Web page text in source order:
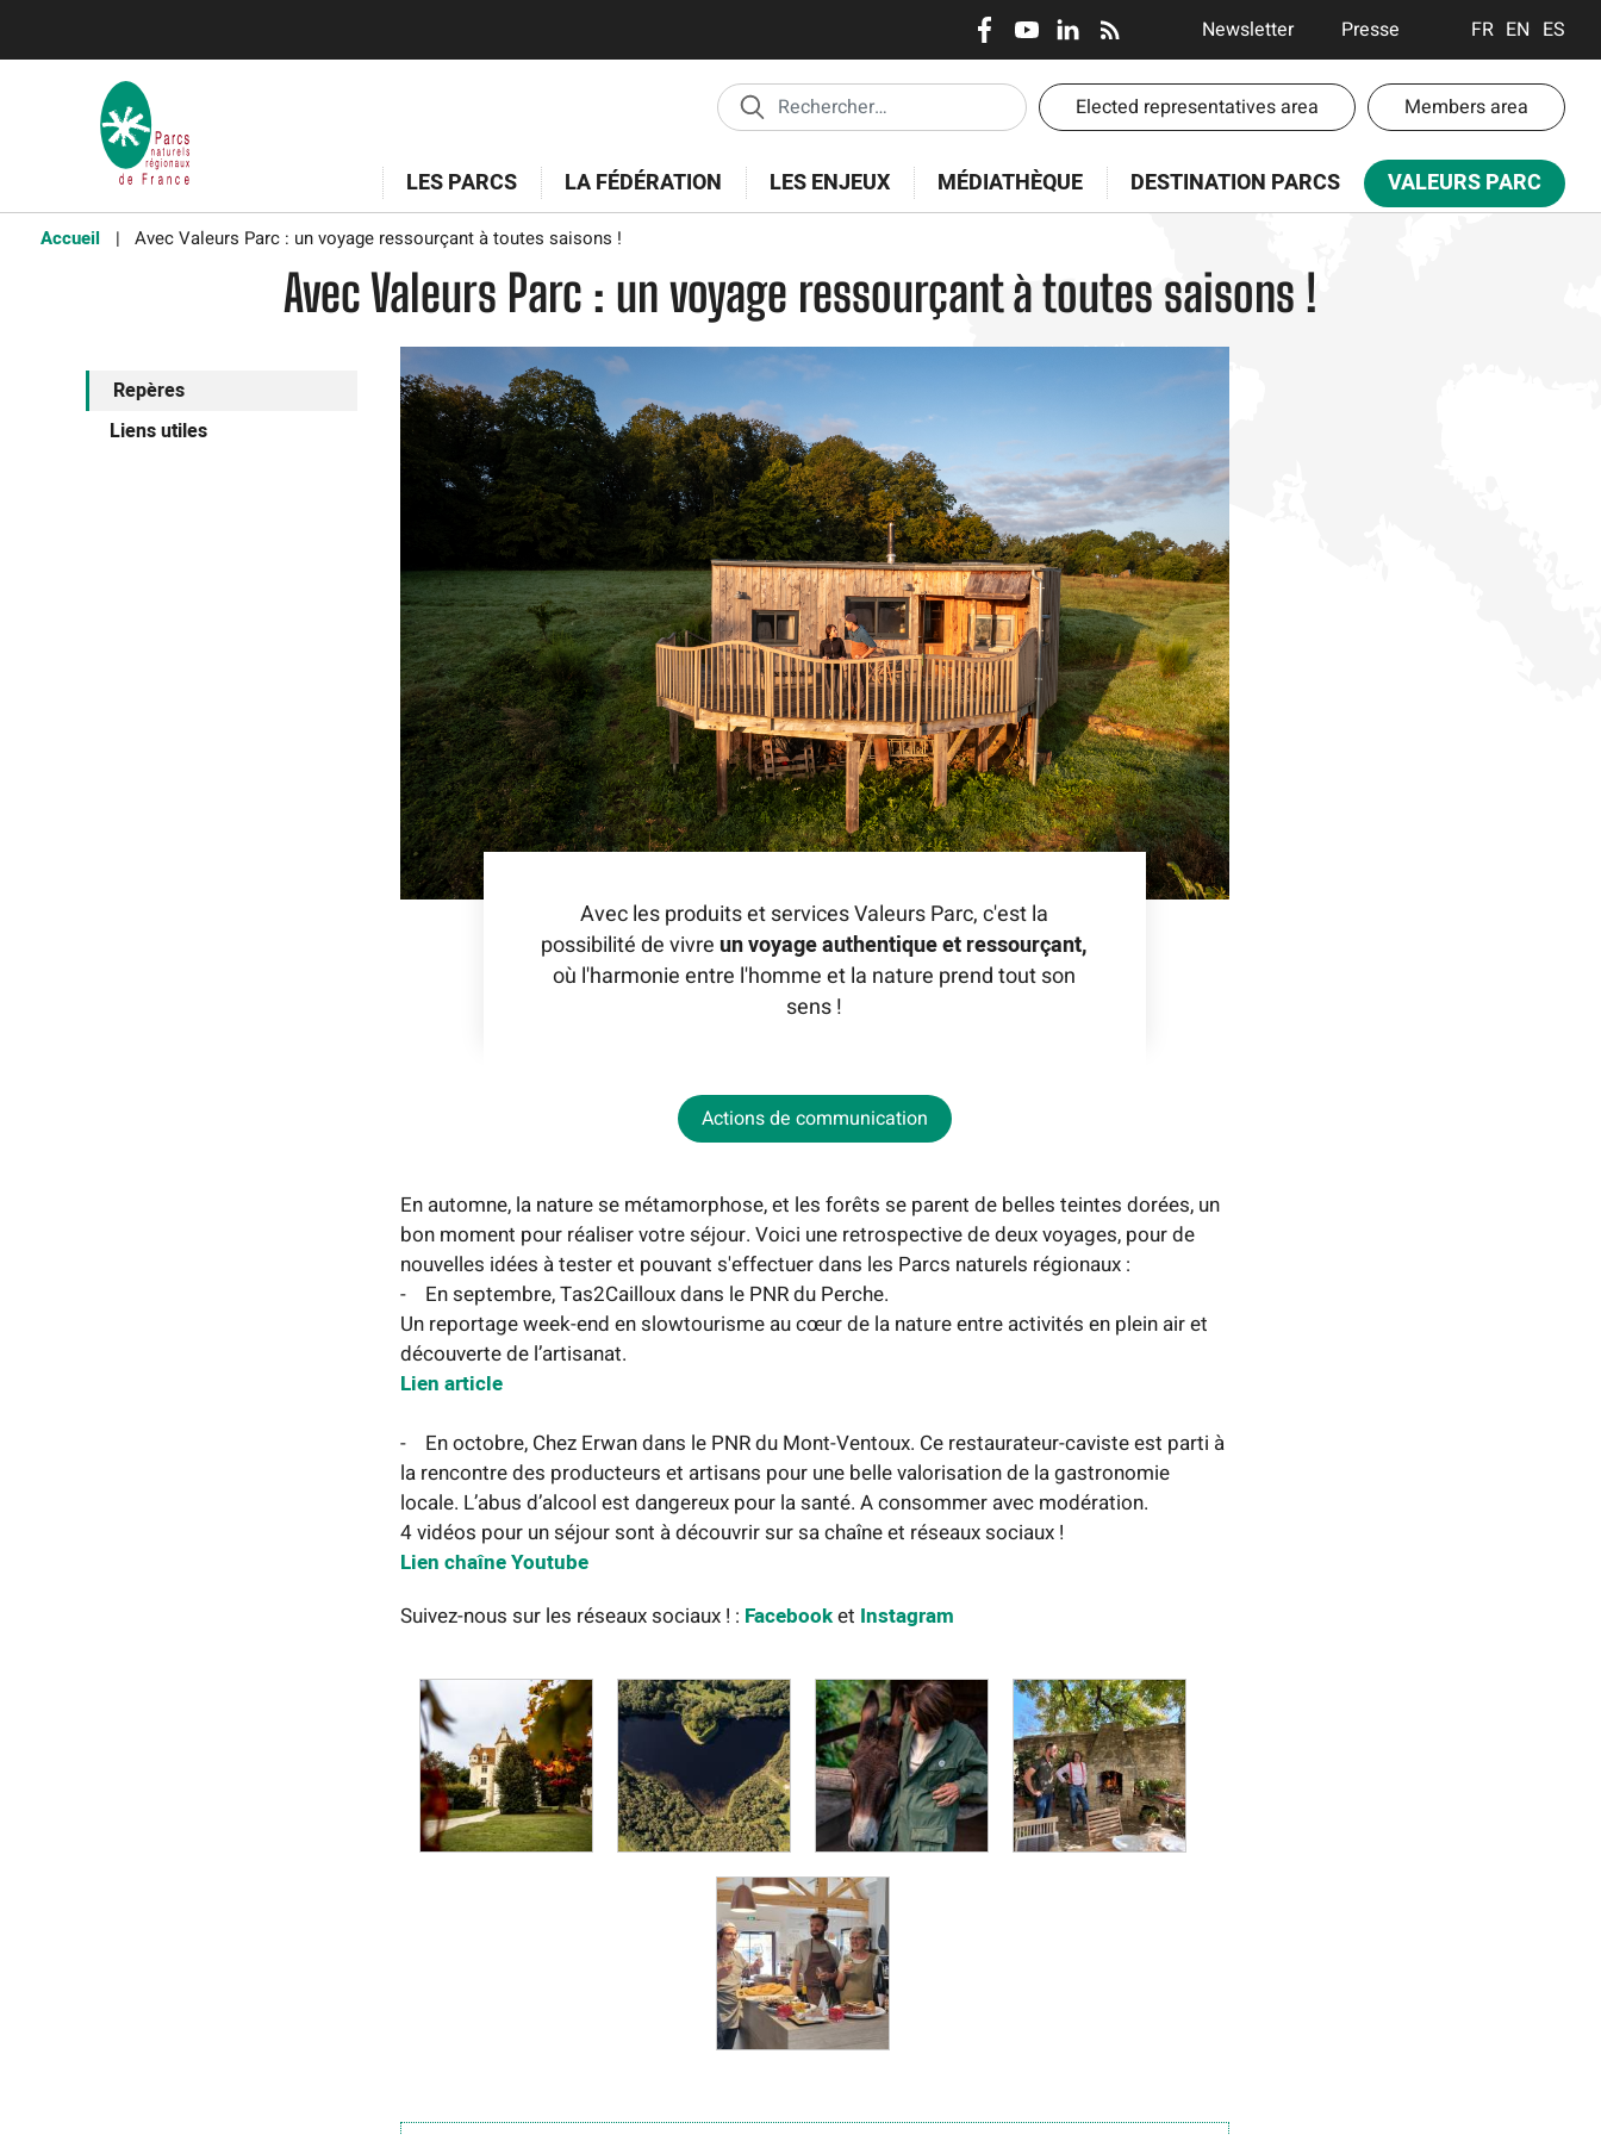
content
Réseaux
sociaux
En-
tête
-
Communication
Newsletter Presse FRANÇAIS
ENGLISH
En-
tête
-
Espaces
Elected representatives area Members area
LES PARCS LA FÉDÉRATION LES ENJEUX MÉDIATHÈQUE DESTINATION PARCS VALEURS PARC
Accueil Avec Valeurs Parc : un voyage ressourçant à toutes saisons !
Avec Valeurs Parc : un voyage ressourçant à toutes saisons !
Repères
Liens utiles
Avec les produits et services Valeurs Parc, c'est la
possibilité de vivreun voyage authentique et ressourçant,
où l'harmonie entre l'homme et la nature prend tout son
sens !
Actions de communication
En automne, la nature se métamorphose, et les forêts se parent de belles teintes dorées, un
bon moment pour réaliser votre séjour. Voici une retrospective de deux voyages, pour de
nouvelles idées à tester et pouvant s'effectuer dans les Parcs naturels régionaux :
- En septembre, Tas2Cailloux dans le PNR du Perche.
Un reportage week-end en slowtourisme au cœur de la nature entre activités en plein air et
découverte de l’artisanat.
Lien article
- En octobre, Chez Erwan dans le PNR du Mont-Ventoux. Ce restaurateur-caviste est parti à
la rencontre des producteurs et artisans pour une belle valorisation de la gastronomie
locale. L’abus d’alcool est dangereux pour la santé. A consommer avec modération.
4 vidéos pour un séjour sont à découvrir sur sa chaîne et réseaux sociaux !
Lien chaîne Youtube
Suivez-nous sur les réseaux sociaux ! : Facebooket Instagram